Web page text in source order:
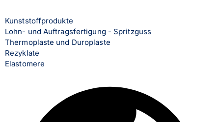
Kunststoffprodukte
Lohn- und Auftragsfertigung - Spritzguss
Thermoplaste und Duroplaste
Rezyklate
Elastomere